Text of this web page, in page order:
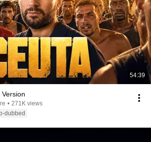
54:39
• 271K views
dubbed